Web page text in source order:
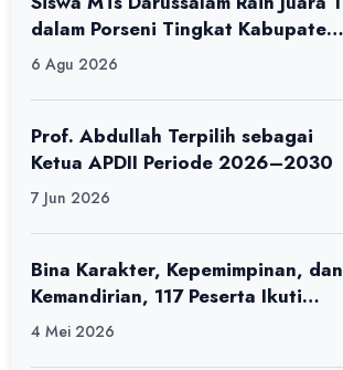
dalam Porseni Tingkat Kabupaten
6 Agu 2026
Prof. Abdullah Terpilih sebagai
Ketua APDII Periode 2026–2030
7 Jun 2026
Bina Karakter, Kepemimpinan, dan
Kemandirian, 117 Peserta Ikuti
Alfaro Camp di MAN 1 Darussalam
4 Mei 2026